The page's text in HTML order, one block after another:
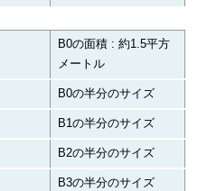
B0の面積 : 約1.5平方
メートル
B0の半分のサイズ
B1の半分のサイズ
B2の半分のサイズ
B3の半分のサイズ